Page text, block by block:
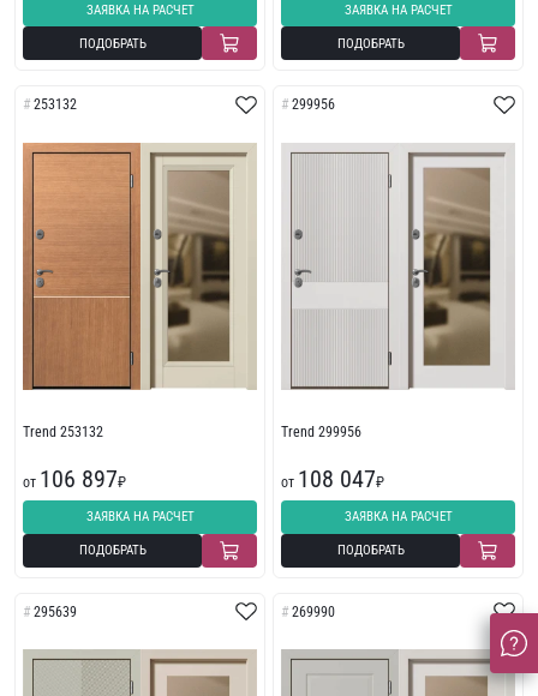
ЗАЯВКА НА РАСЧЕТ
ПОДОБРАТЬ
ЗАЯВКА НА РАСЧЕТ
ПОДОБРАТЬ
253132
Trend 253132
от 106 897₽
ЗАЯВКА НА РАСЧЕТ
ПОДОБРАТЬ
299956
Trend 299956
от 108 047₽
ЗАЯВКА НА РАСЧЕТ
ПОДОБРАТЬ
295639 269990